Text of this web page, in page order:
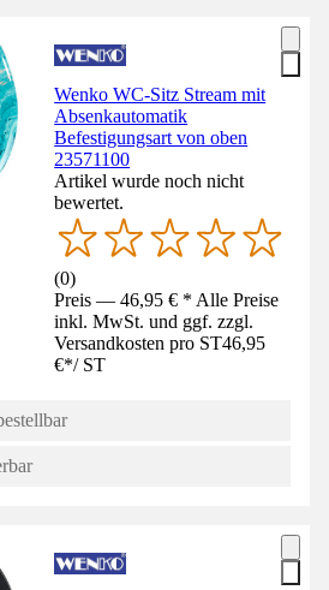
Wenko WC-Sitz Stream mit
Absenkautomatik
Befestigungsart von oben
23571100
Artikel wurde noch nicht
bewertet.
(0)
Preis — 46,95 € * Alle Preise
inkl. MwSt. und ggf. zzgl.
Versandkosten pro ST46,95
€*/ ST